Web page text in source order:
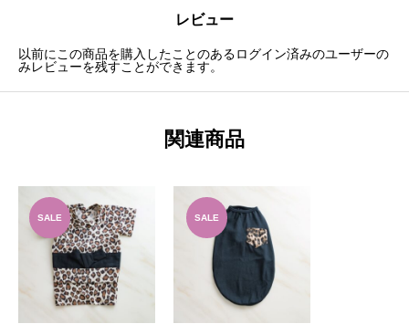
レビュー
以前にこの商品を購入したことのあるログイン済みのユーザーの
みレビューを残すことができます。
関連商品
SALE SALE